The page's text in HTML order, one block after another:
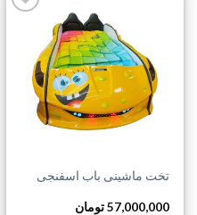
تخت ماشینی باب اسفنجی
57,000,000تومان